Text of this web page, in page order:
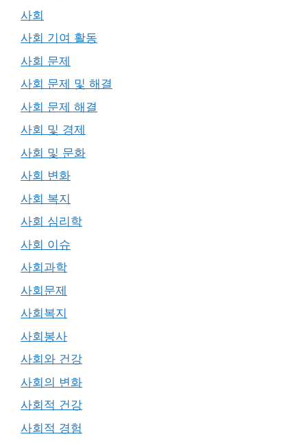
사회
사회 기여 활동
사회 문제
사회 문제 및 해결
사회 문제 해결
사회 및 경제
사회 및 문화
사회 변화
사회 복지
사회 심리학
사회 이슈
사회과학
사회문제
사회복지
사회봉사
사회와 건강
사회의 변화
사회적 건강
사회적 경험